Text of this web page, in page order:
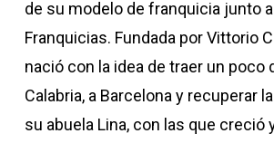
de su modelo de franquicia junto
Franquicias. Fundada por Vittorio
nació con la idea de traer un poco
Calabria, a Barcelona y recuperar
su abuela Lina, con las que creció